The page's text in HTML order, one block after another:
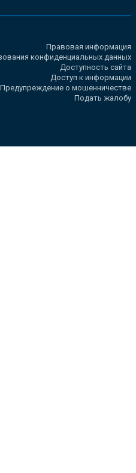
Правовая информация
конфиденциальных данных
Доступность сайта
Доступ к информации
Предупреждение о мошенничестве
Подать жалобу